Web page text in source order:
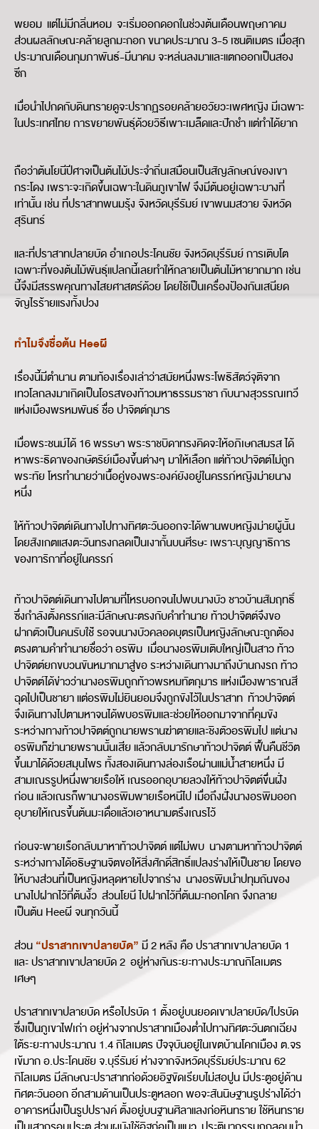
พยอม แต่ไม่มีกลิ่นหอม จะเริ่มออกดอกในช่วงต้นเดือนพฤษภาคม
ส่วนผลลักษณะคล้ายลูกมะกอก ขนาดประมาณ 3-5 เซนติเมตร เมื่อสุก
ประมาณเดือนกุมภาพันธ์-มีนาคม จะหล่นลงมาและแตกออกเป็นสอง
ซีก
เมื่อนำไปกดกับดินทรายดูจะปรากฏรอยคล้ายอวัยวะเพศหญิง มีเฉพาะ
ในประเทศไทย การขยายพันธุ์ด้วยวิธีเพาะเมล็ดและปักชำ แต่ทำได้ยาก
ถือว่าต้นโยนีปีศาจเป็นต้นไม้ประจำถิ่นเสมือนเป็นสัญลักษณ์ของเขา
กระโดง เพราะจะเกิดขึ้นเฉพาะในดินภูเขาไฟ จึงมีต้นอยู่เฉพาะบางที่
เท่านั้น เช่น ที่ปราสาทพนมรุ้ง จังหวัดบุรีรัมย์ เขาพนมสวาย จังหวัด
สุรินทร์
และที่ปราสาทปลายบัด อำเภอประโคนชัย จังหวัดบุรีรัมย์ การเติบโต
เฉพาะที่ของต้นไม้พันธุ์แปลกนี้เลยทำให้กลายเป็นต้นไม้หายากมาก เช่น
นี้จึงมีสรรพคุณทางไสยศาสตร์ด้วย โดยใช้เป็นเครื่องป้องกันเสนียด
จัญไรร้ายแรงทั้งปวง
ทำไมจึงชื่อต้น Heeผี
เรื่องนี้มีตำนาน ตามท้องเรื่องเล่าว่าสมัยหนึ่งพระโพธิสัตว์จุติจาก
เทวโลกลงมาเกิดเป็นโอรสของท้าวมหาธรรมราชา กับนางสุวรรณเทวี
แห่งเมืองพรหมพันธ์ ชื่อ ปาจิตต์กุมาร
เมื่อพระชนม์ได้ 16 พรรษา พระราชบิดาทรงคิดจะให้อภิเษกสมรส ได้
หาพระธิดาของกษัตริย์เมืองขึ้นต่างๆ มาให้เลือก แต่ท้าวปาจิตต์ไม่ถูก
พระทัย โหรทำนายว่าเนื้อคู่ของพระองค์ยังอยู่ในครรภ์หญิงม่ายนาง
หนึ่ง
ให้ท้าวปาจิตต์เดินทางไปทางทิศตะวันออกจะได้พานพบหญิงม่ายผู้นั้น
โดยสังเกตแสงตะวันทรงกลดเป็นเงากั้นบนศีรษะ เพราะบุญญาธิการ
ของทาริกาที่อยู่ในครรภ์
ท้าวปาจิตต์เดินทางไปตามที่โหรบอกจนไปพบนางบัว ชาวบ้านสัมฤทธิ์
ซึ่งกำลังตั้งครรภ์และมีลักษณะตรงกับคำทำนาย ท้าวปาจิตต์จึงขอ
ฝากตัวเป็นคนรับใช่้ รอจนนางบัวคลอดบุตรเป็นหญิงลักษณะถูกต้อง
ตรงตามคำทำนายชื่อว่า อรพิม เมื่อนางอรพิมเติบใหญ่เป็นสาว ท้าว
ปาจิตต์ยกขบวนขันหมากมาสู่ขอ ระหว่างเดินทางมาถึงบ้านกงรถ ท้าว
ปาจิตต์ได้ข่าวว่านางอรพิมถูกท้าวพรหมทัตกุมาร แห่งเมืองพาราณสี
ฉุดไปเป็นชายา แต่อรพิมไม่ยินยอมจึงถูกขังไว้ในปราสาท ท้าวปาจิตต์
จึงเดินทางไปตามหาจนได้พบอรพิมและช่วยให้ออกมาจากที่คุมขัง
ระหว่างทางท้าวปาจิตต์ถูกนายพรานฆ่าตายและชิงตัวอรพิมไป แต่นาง
อรพิมก็ฆ่านายพรานนั้นเสีย แล้วกลับมารักษาท้าวปาจิตต์ ฟื้นคืนชีวิต
ขึ้นมาได้ด้วยสมุนไพร ทั้งสองเดินทางล่องเรือผ่านแม่น้ำสายหนึ่ง มี
สามเณรรูปหนึ่งพายเรือให้ เณรออกอุบายลวงให้ท้าวปาจิตต์ขึ่้นฝั่ง
ก่อน แล้วเณรก็พานางอรพิมพายเรือหนีไป เมื่อถึงฝั่งนางอรพิมออก
อุบายให้เณรขึ้นต้นมะเดื่อแล้วเอาหนามตรึงเณรไว้
ก่อนจะพายเรือกลับมาหาท้าวปาจิตต์ แต่ไม่พบ นางตามหาท้าวปาจิตต์
ระหว่างทางได้อธิษฐานจิตขอให้สิ่งศักดิ์สิทธิ์แปลงร่างให้เป็นชาย โดยขอ
ให้บางส่วนที่เป็นหญิงหลุดหายไปจากร่าง นางอรพิมนำปทุมถันของ
นางไปฝากไว้ที่ต้นงิ้ว ส่วนโยนี ไปฝากไว้ที่ต้นมะกอกโคก จึงกลาย
เป็นต้น Heeผี จนทุกวันนี้
ส่วน “ปราสาทเขาปลายบัด” มี 2 หลัง คือ ปราสาทเขาปลายบัด 1
และ ปราสาทเขาปลายบัด 2 อยู่ห่างกันระยะทางประมาณกิโลเมตร
เศษๆ
ปราสาทเขาปลายบัด หรือไปรบัด 1 ตั้งอยู่บนยอดเขาปลายบัด/ไปรบัด
ซึ่งเป็นภูเขาไฟเก่า อยู่ห่างจากปราสาทเมืองต่ำไปทางทิศตะวันตกเฉียง
ใต้ระยะทางประมาณ 1.4 กิโลเมตร ปัจจุบันอยู่ในเขตบ้านโคกเมือง ต.จร
เข้มาก อ.ประโคนชัย จ.บุรีรัมย์ ห่างจากจังหวัดบุรีรัมย์ประมาณ 62
กิโลเมตร มีลักษณะปราสาทก่อด้วยอิฐขัดเรียบไม่สอปูน มีประตูอยู่ด้าน
ทิศตะวันออก อีกสามด้านเป็นประตูหลอก พอจะสันนิษฐานรูปร่างได้ว่า
อาคารหนึ่งเป็นรูปปรางค์ ตั้งอยู่บนฐานศิลาแลงก่อหินทราย ใช้หินทราย